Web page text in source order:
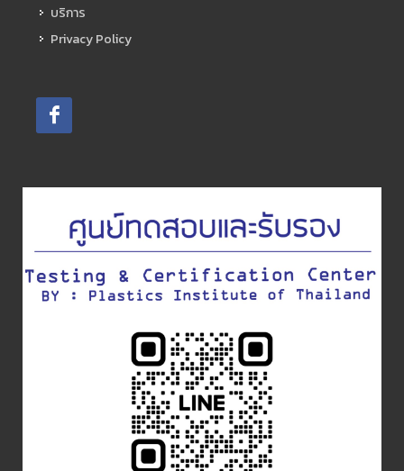
บริการ
Privacy Policy